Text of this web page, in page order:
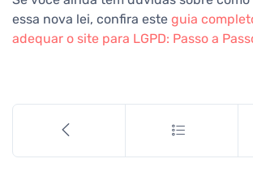
essa nova lei, confira este guia
adequar o site para LGPD: Passo a